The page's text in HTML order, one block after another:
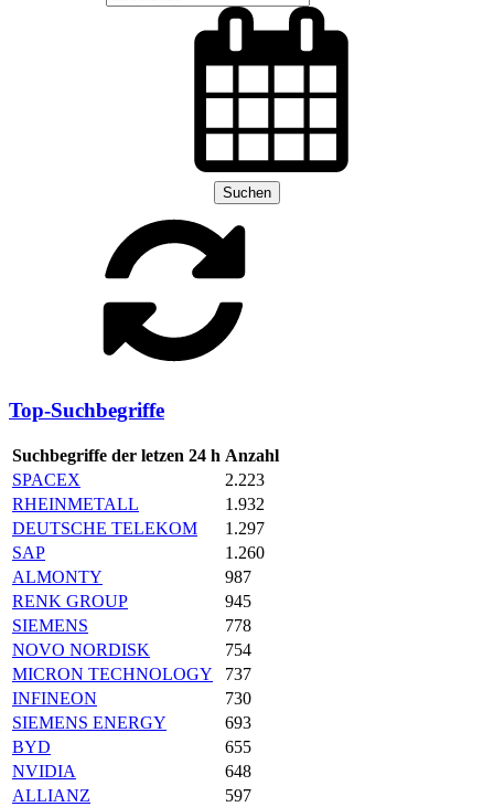
Suchen
Top-Suchbegriffe
Suchbegriffe der letzen 24 h Anzahl
SPACEX
2.223
RHEINMETALL
1.932
DEUTSCHE TELEKOM
1.297
SAP
1.260
ALMONTY
987
RENK GROUP
945
SIEMENS
778
NOVO NORDISK
754
MICRON TECHNOLOGY
737
INFINEON
730
SIEMENS ENERGY
693
BYD
655
NVIDIA
648
ALLIANZ
597